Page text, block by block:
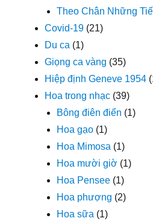
Theo Chân Những
Covid-19 (21)
Du ca (1)
Giọng ca vàng (35)
Hiệp định Geneve 1954
Hoa trong nhạc (39)
Bông điên điển (1)
Hoa gạo (1)
Hoa Mimosa (1)
Hoa mười giờ (1)
Hoa Pensee (1)
Hoa phượng (2)
Hoa sữa (1)